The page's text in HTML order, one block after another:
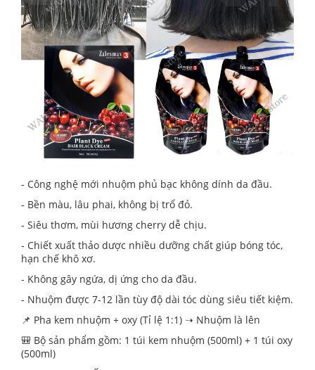
- Công nghệ mới nhuộm phủ bạc không dính da đầu.
- Bền màu, lâu phai, không bị trổ đỏ.
- Siêu thơm, mùi hương cherry dễ chịu.
- Chiết xuất thảo dược nhiều dưỡng chất giúp bóng tóc,
hạn chế khô xơ.
- Không gây ngứa, dị ứng cho da đầu.
- Nhuộm được 7-12 lần tùy độ dài tóc dùng siêu tiết kiệm.
📌 Pha kem nhuộm + oxy (Tỉ lệ 1:1) ➝ Nhuộm là lên
🎒 Bộ sản phẩm gồm: 1 túi kem nhuộm (500ml) + 1 túi oxy
(500ml)